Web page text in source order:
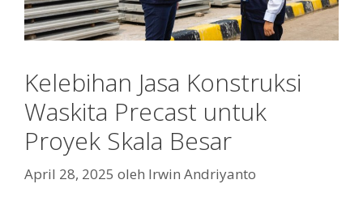
Kelebihan Jasa Konstruksi
Waskita Precast untuk
Proyek Skala Besar
April 28, 2025 oleh Irwin Andriyanto